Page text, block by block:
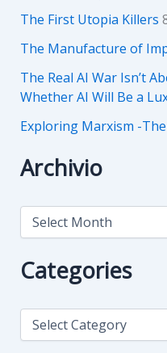
The First Utopia Killers
The Manufacture of
The Real AI War Isn’t
Whether AI Will Be a
Exploring Marxism -
Archivio
A
h
i
Categories
C